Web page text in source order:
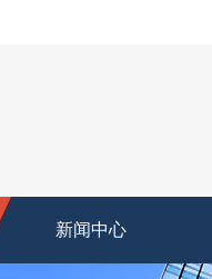
新闻中心